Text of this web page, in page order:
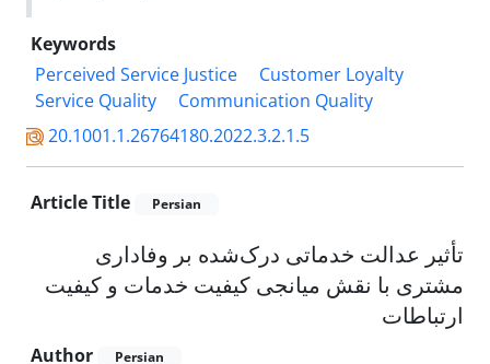
Keywords
Perceived Service Justice
Customer Loyalty
Service Quality
Communication Quality
20.1001.1.26764180.2022.3.2.1.5
Article Title Persian
تأثیر عدالت خدماتی درک‌شده بر وفاداری
مشتری با نقش میانجی کیفیت خدمات و کیفیت
ارتباطات
Author Persian